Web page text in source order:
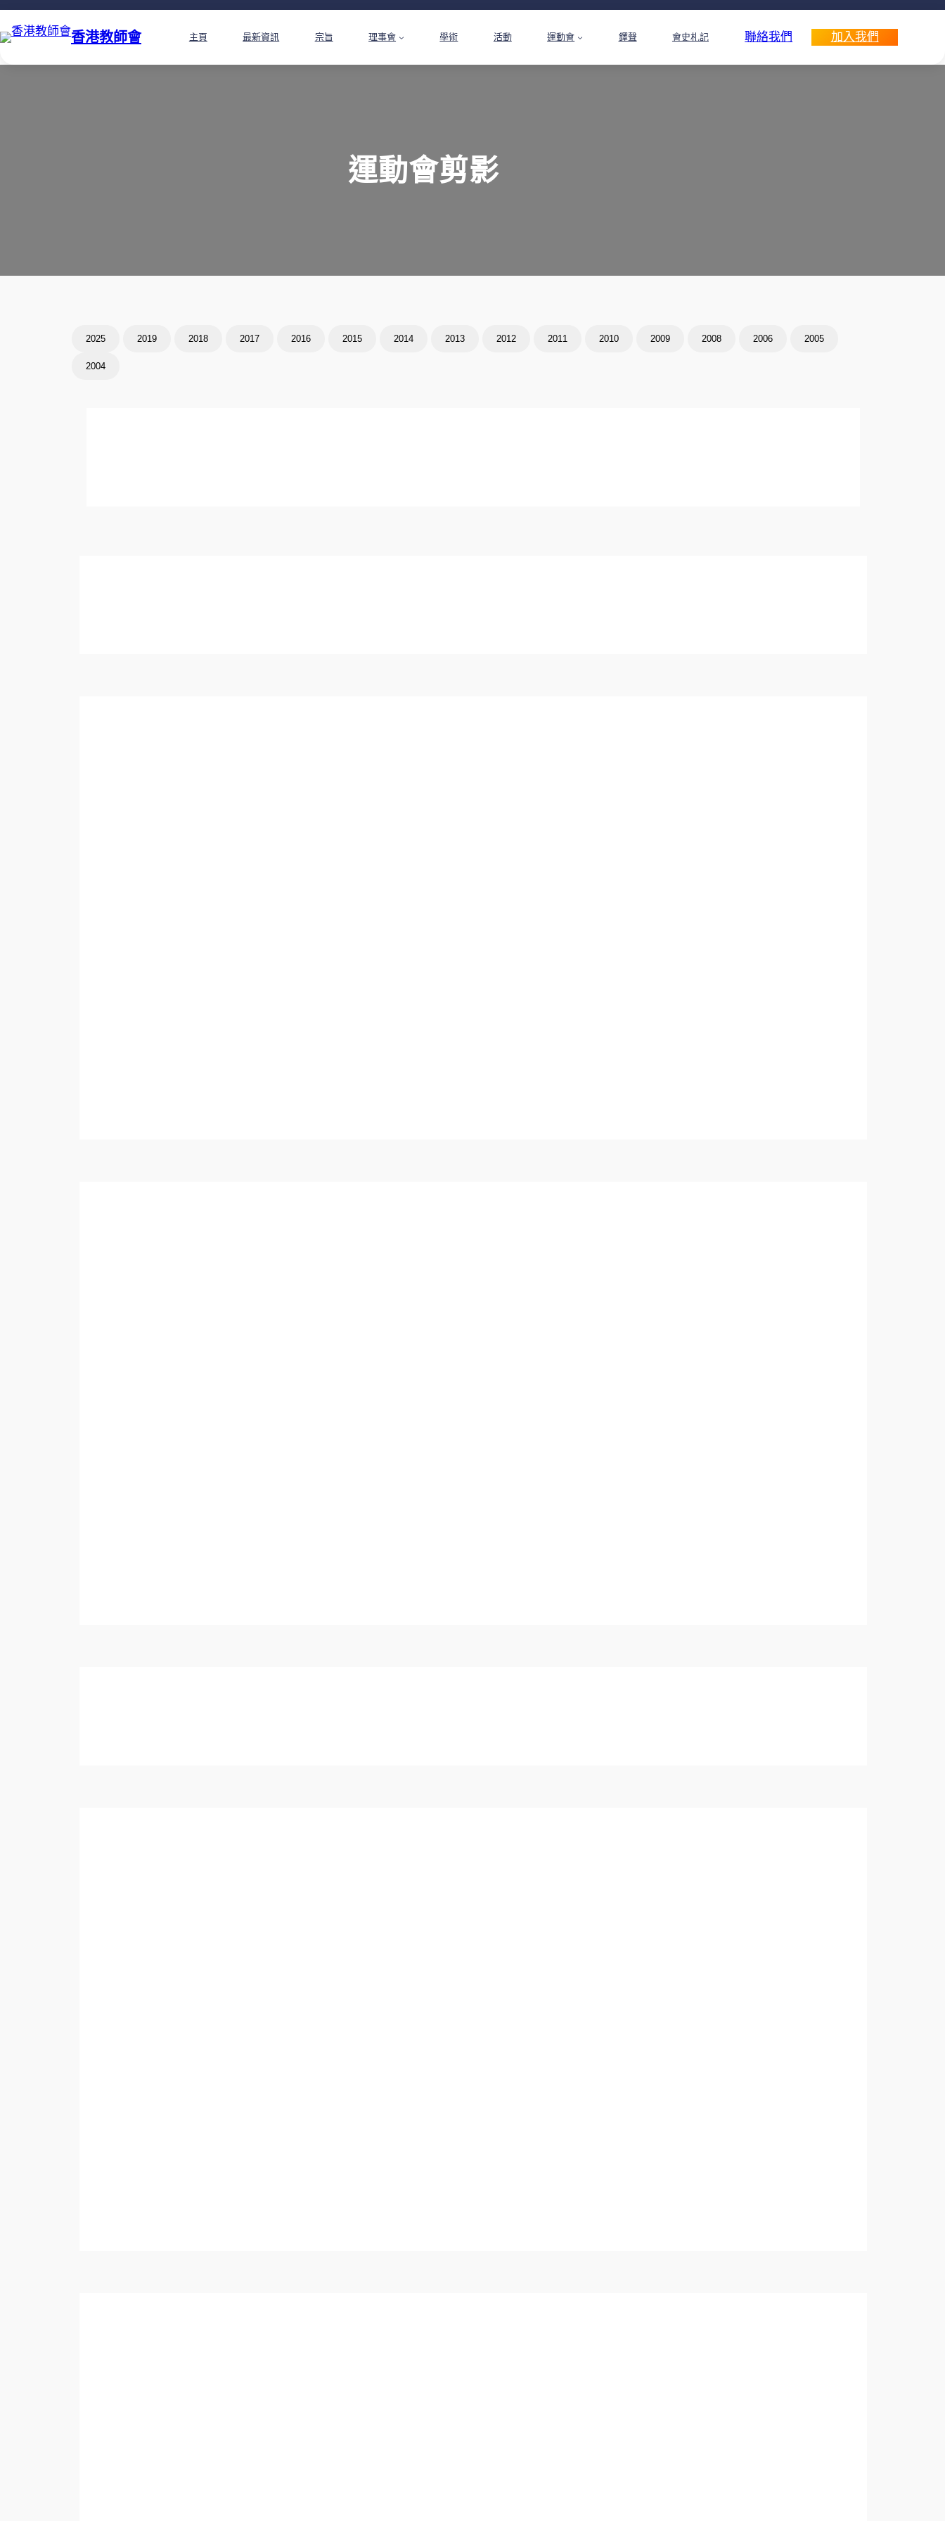
香港教師會 主頁 最新資訊 宗旨 理事會 學術 活動 運動會 鐸聲 會史札記 聯絡我們 加入我們
運動會剪影
2025 2019 2018 2017 2016 2015 2014 2013 2012 2011 2010 2009 2008 2006 2005
2004